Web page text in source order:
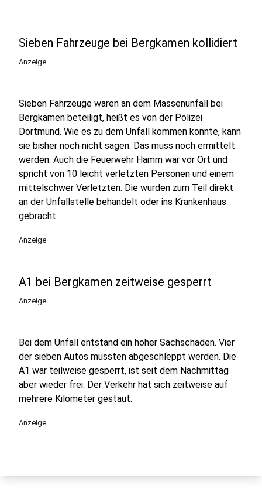
Sieben Fahrzeuge bei Bergkamen kollidiert
Anzeige
Sieben Fahrzeuge waren an dem Massenunfall bei
Bergkamen beteiligt, heißt es von der Polizei
Dortmund. Wie es zu dem Unfall kommen konnte, kann
sie bisher noch nicht sagen. Das muss noch ermittelt
werden. Auch die Feuerwehr Hamm war vor Ort und
spricht von 10 leicht verletzten Personen und einem
mittelschwer Verletzten. Die wurden zum Teil direkt
an der Unfallstelle behandelt oder ins Krankenhaus
gebracht.
Anzeige
A1 bei Bergkamen zeitweise gesperrt
Anzeige
Bei dem Unfall entstand ein hoher Sachschaden. Vier
der sieben Autos mussten abgeschleppt werden. Die
A1 war teilweise gesperrt, ist seit dem Nachmittag
aber wieder frei. Der Verkehr hat sich zeitweise auf
mehrere Kilometer gestaut.
Anzeige